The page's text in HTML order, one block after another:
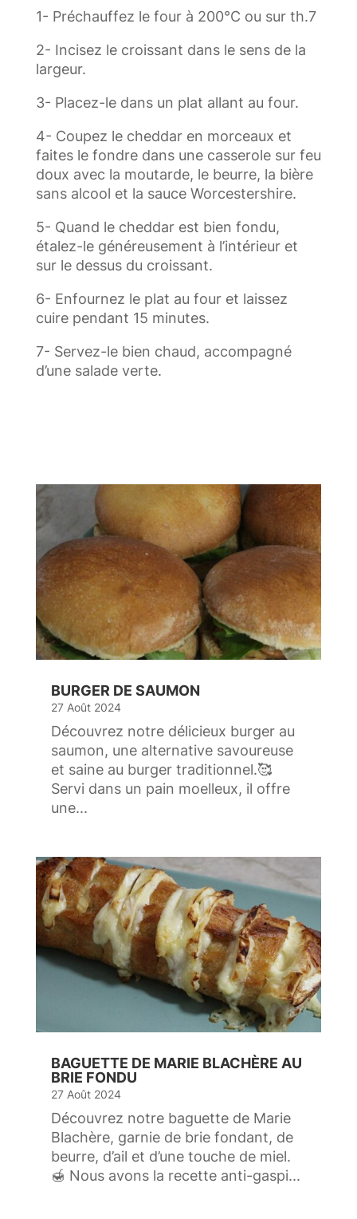
1- Préchauffez le four à 200°C ou sur th.7
2- Incisez le croissant dans le sens de la
largeur.
3- Placez-le dans un plat allant au four.
4- Coupez le cheddar en morceaux et
faites le fondre dans une casserole sur feu
doux avec la moutarde, le beurre, la bière
sans alcool et la sauce Worcestershire.
5- Quand le cheddar est bien fondu,
étalez-le généreusement à l’intérieur et
sur le dessus du croissant.
6- Enfournez le plat au four et laissez
cuire pendant 15 minutes.
7- Servez-le bien chaud, accompagné
d’une salade verte.
BURGER DE SAUMON
27 Août 2024
Découvrez notre délicieux burger au
saumon, une alternative savoureuse
et saine au burger traditionnel.🥰
Servi dans un pain moelleux, il offre
une...
BAGUETTE DE MARIE BLACHÈRE AU
BRIE FONDU
27 Août 2024
Découvrez notre baguette de Marie
Blachère, garnie de brie fondant, de
beurre, d’ail et d’une touche de miel.
🍯 Nous avons la recette anti-gaspi...